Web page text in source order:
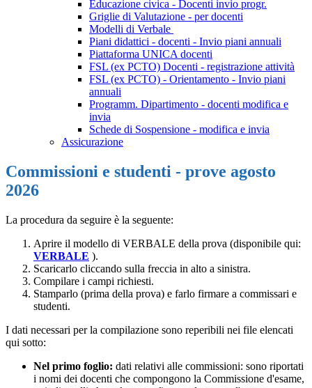
Educazione civica - Docenti invio progr.
Griglie di Valutazione - per docenti
Modelli di Verbale
Piani didattici - docenti - Invio piani annuali
Piattaforma UNICA docenti
FSL (ex PCTO) Docenti - registrazione attività
FSL (ex PCTO) - Orientamento - Invio piani
annuali
Programm. Dipartimento - docenti modifica e
invia
Schede di Sospensione - modifica e invia
Assicurazione
Commissioni e studenti - prove agosto
2026
La procedura da seguire è la seguente:
Aprire il modello di VERBALE della prova (disponibile qui:
VERBALE ).
Scaricarlo cliccando sulla freccia in alto a sinistra.
Compilare i campi richiesti.
Stamparlo (prima della prova) e farlo firmare a commissari e
studenti.
I dati necessari per la compilazione sono reperibili nei file elencati
qui sotto:
Nel primo foglio: dati relativi alle commissioni: sono riportati
i nomi dei docenti che compongono la Commissione d'esame,